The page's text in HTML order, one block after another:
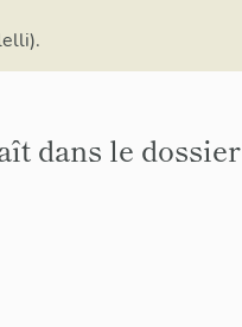
dans le dossier